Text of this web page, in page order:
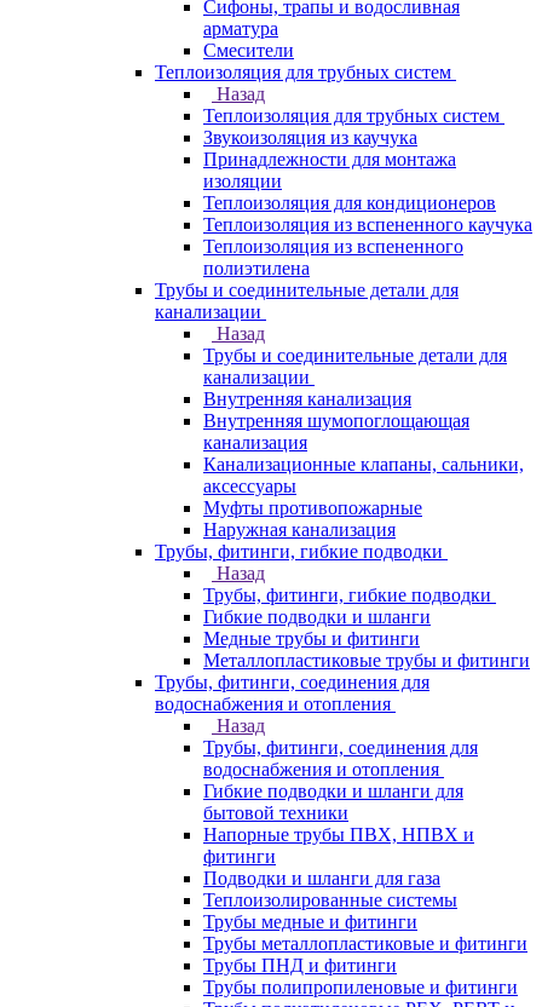
Сифоны, трапы и водосливная
арматура
Смесители
Теплоизоляция для трубных систем
Назад
Теплоизоляция для трубных систем
Звукоизоляция из каучука
Принадлежности для монтажа
изоляции
Теплоизоляция для кондиционеров
Теплоизоляция из вспененного каучука
Теплоизоляция из вспененного
полиэтилена
Трубы и соединительные детали для
канализации
Назад
Трубы и соединительные детали для
канализации
Внутренняя канализация
Внутренняя шумопоглощающая
канализация
Канализационные клапаны, сальники,
аксессуары
Муфты противопожарные
Наружная канализация
Трубы, фитинги, гибкие подводки
Назад
Трубы, фитинги, гибкие подводки
Гибкие подводки и шланги
Медные трубы и фитинги
Металлопластиковые трубы и фитинги
Трубы, фитинги, соединения для
водоснабжения и отопления
Назад
Трубы, фитинги, соединения для
водоснабжения и отопления
Гибкие подводки и шланги для
бытовой техники
Напорные трубы ПВХ, НПВХ и
фитинги
Подводки и шланги для газа
Теплоизолированные системы
Трубы медные и фитинги
Трубы металлопластиковые и фитинги
Трубы ПНД и фитинги
Трубы полипропиленовые и фитинги